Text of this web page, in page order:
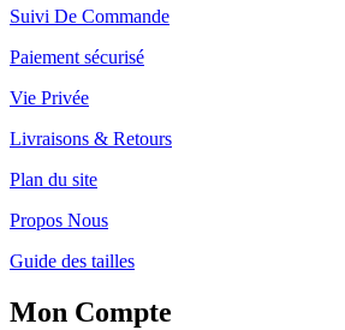
Suivi De Commande
Paiement sécurisé
Vie Privée
Livraisons & Retours
Plan du site
Propos Nous
Guide des tailles
Mon Compte